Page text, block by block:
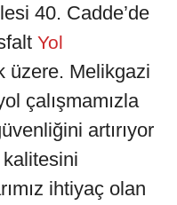
40. Cadde’de
Yol
üzere. Melikgazi
çalışmamızla
artırıyor
ihtiyaç olan